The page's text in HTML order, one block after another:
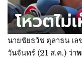
นายชัยธวัช ตุลาธน เล
วันจันทร์ (21 ส.ค.) ว่า